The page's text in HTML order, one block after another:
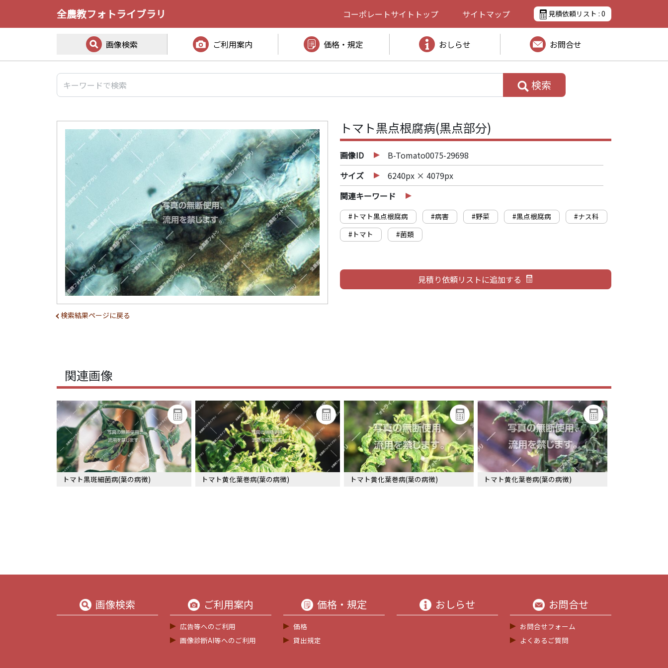
全農教フォトライブラリ コーポレートサイト トップ サイトマップ 見積依頼リスト : 0
画像検索 ご利用案内 価格・規定 おしらせ お問合せ
検索
検索結果ページに戻る
トマト黒点根腐病(黒点部分)
画像ID
B-Tomato0075-29698
サイズ
6240px × 4079px
関連キーワード
#トマト黒点根腐病 #病害 #野菜 #黒点根腐病
#ナス科
#トマト
#菌類
関連画像
トマト黒斑細菌病(葉の病徴) トマト黄化葉巻病(葉の病徴) トマト黄化葉巻病(葉の病徴) トマト黄化葉巻病(葉の病徴)
画像検索 ご利用案内
広告等へのご利用
画像診断AI等へのご利用
価格・規定
価格
貸出規定
おしらせ お問合せ
お問合せフォーム
よくあるご質問